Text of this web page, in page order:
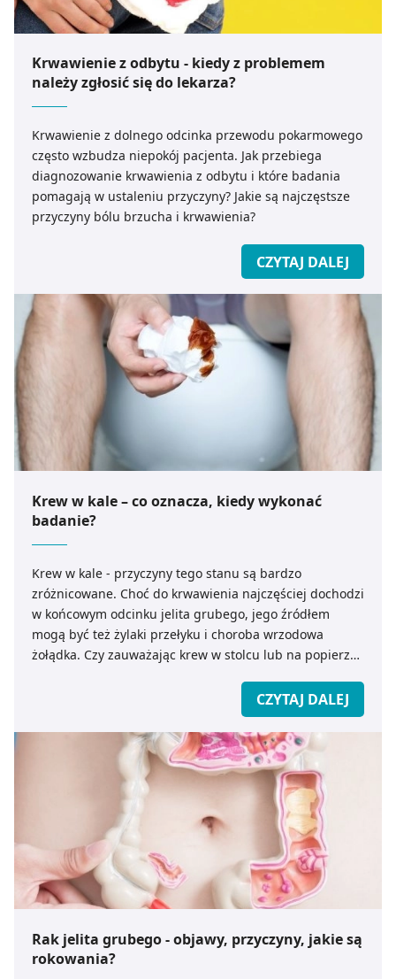
Krwawienie z odbytu - kiedy z problemem
należy zgłosić się do lekarza?
Krwawienie z dolnego odcinka przewodu pokarmowego
często wzbudza niepokój pacjenta. Jak przebiega
diagnozowanie krwawienia z odbytu i które badania
pomagają w ustaleniu przyczyny? Jakie są najczęstsze
przyczyny bólu brzucha i krwawienia?
CZYTAJ DALEJ
Krew w kale – co oznacza, kiedy wykonać
badanie?
Krew w kale - przyczyny tego stanu są bardzo
zróżnicowane. Choć do krwawienia najczęściej dochodzi
w końcowym odcinku jelita grubego, jego źródłem
mogą być też żylaki przełyku i choroba wrzodowa
żołądka. Czy zauważając krew w stolcu lub na popierze
czym może świadczyć obecność świeżej krwi w kale u
dziecka, a co może być powodem ciemnych, bordowych
pasm krwi na stolcu? Kiedy wykonać badanie na krew
utajoną w kale?
CZYTAJ DALEJ
Rak jelita grubego - objawy, przyczyny, jakie są
rokowania?